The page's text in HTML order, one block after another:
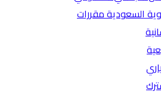
السعودية مقررات